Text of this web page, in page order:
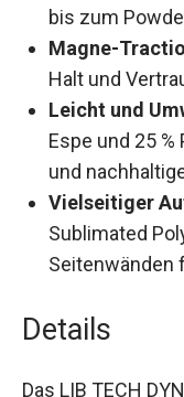
Piste bis zum
Magne-
erstaunlichen
Bedingungen.
Leicht und
Espe und 25 %
und
Vielseitiger
Sublimated
Details